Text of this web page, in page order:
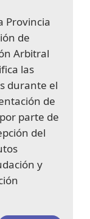
Provincia
de
Arbitral
las
durante el
de
parte de
del
y